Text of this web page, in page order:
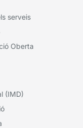
serveis
Oberta
(IMD)